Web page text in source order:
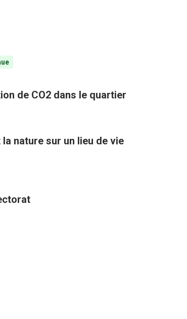
de CO2 dans le quartier
nature sur un lieu de vie